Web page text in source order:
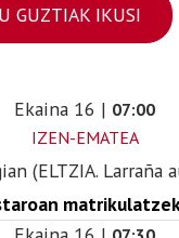
GUZTIAK IKUSI
Ekaina 16 | 07:00
IZEN-EMATEA
(ELTZIA. Larraña